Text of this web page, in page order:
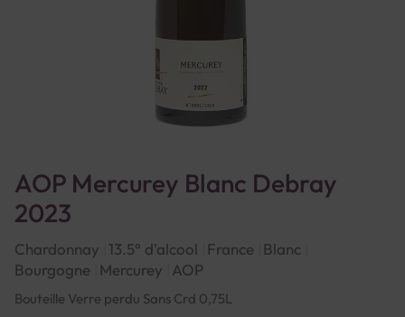
AOP Mercurey Blanc Debray
2023
Chardonnay 13.5° d'alcool France
Blanc
Bourgogne
Mercurey AOP
Bouteille Verre perdu Sans Crd 0,75L